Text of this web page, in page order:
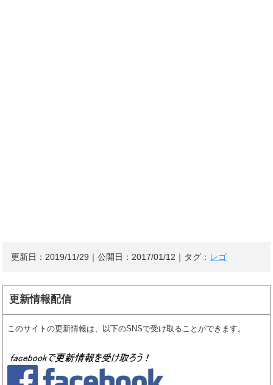
更新日： 2019/11/29 ｜公開日： 2017/01/12 ｜タグ： レゴ
更新情報配信
このサイトの更新情報は、以下のSNSで受け取ることができます。